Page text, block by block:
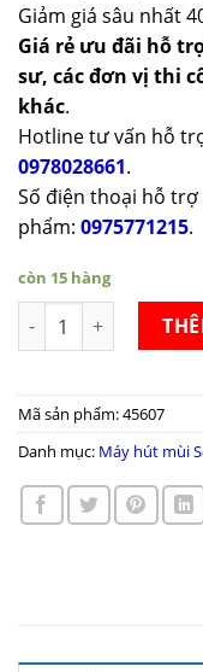
Giảm giá sâu nhất
Giá rẻ ưu đãi hỗ
sư, các đơn vị thi
khác.
Hotline tư vấn hỗ
0978028661.
Số điện thoại hỗ
phẩm: 0975771215.
còn 15 hàng
Máy hút mùi Sevilla
Mã sản phẩm:45607
Danh mục: Máy hút mùi